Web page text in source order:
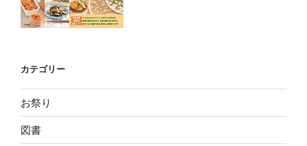
カテゴリー
お祭り
図書